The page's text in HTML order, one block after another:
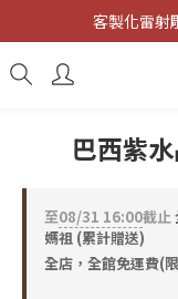
客製化雷射
客製化雷射
避邪防
巴西紫
至08/31 16:00截止
媽祖 (累計贈送)
全店，全館免運費(